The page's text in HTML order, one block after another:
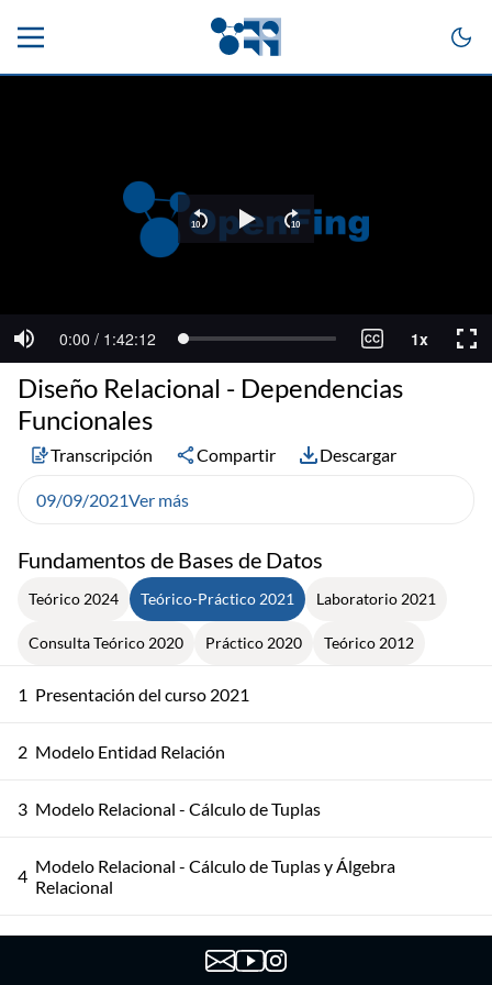
Fundamentos de Bases de Datos
Teórico 2024 Teórico-Práctico 2021 Laboratorio 2021
Consulta Teórico 2020 Práctico 2020 Teórico 2012
1 Presentación del curso 2021
2 Modelo Entidad Relación
3 Modelo Relacional - Cálculo de Tuplas
4 Modelo Relacional - Cálculo de Tuplas y Álgebra
Relacional
Diseño Relacional - Dependencias
Funcionales
Transcripción Compartir Descargar
09/09/2021Ver más